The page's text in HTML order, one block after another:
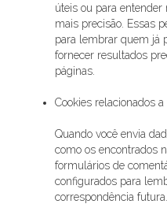
úteis ou para
mais precisão. Essas
para lembrar quem já
fornecer resultados
páginas.
Cookies relacionados
Quando você envia
como os encontrados
formulários de
configurados para
correspondência futura.